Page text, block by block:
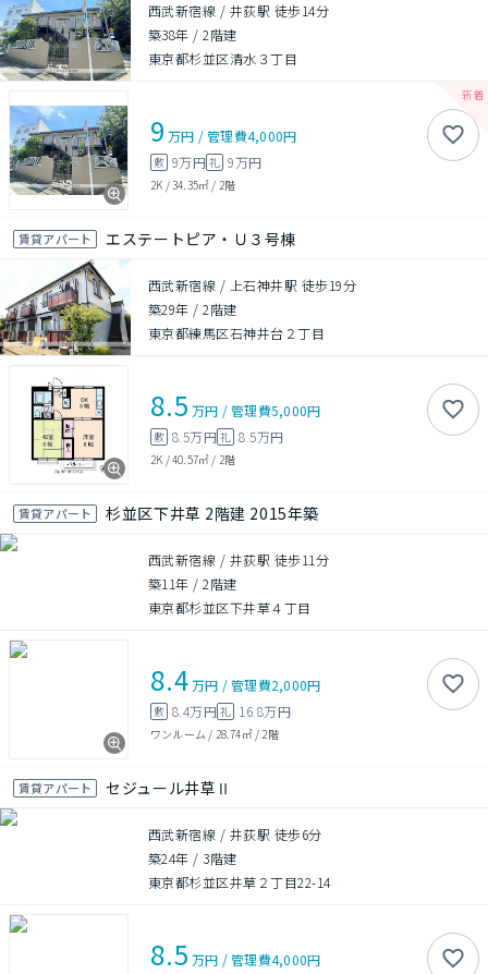
西武新宿線 / 井荻駅 徒歩14分
築38年 /2階建
東京都杉並区清水３丁目
9 万円 /管理費4,000円
敷 9万円礼 9万円
2K /34.35㎡ / 2階
賃貸アパート エステートピア・Ｕ３号棟
西武新宿線 / 上石神井駅 徒歩19分
築29年 /2階建
東京都練馬区石神井台２丁目
8.5 万円 /管理費5,000円
敷 8.5万円礼 8.5万円
2K /40.57㎡ / 2階
賃貸アパート 杉並区下井草 2階建 2015年築
西武新宿線 / 井荻駅 徒歩11分
築11年 /2階建
東京都杉並区下井草４丁目
8.4万円 /管理費2,000円
敷 8.4万円礼 16.8万円
ワンルーム / 28.74㎡/ 2階
賃貸アパート セジュール井草Ⅱ
西武新宿線 / 井荻駅 徒歩6分
築24年 / 3階建
東京都杉並区井草２丁目22-14
8.5 万円 /管理費4,000円